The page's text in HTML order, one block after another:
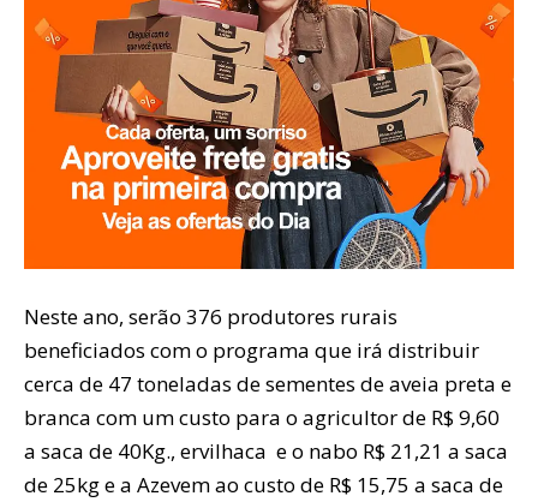
Neste ano, serão 376 produtores rurais
beneficiados com o programa que irá distribuir
cerca de 47 toneladas de sementes de aveia preta e
branca com um custo para o agricultor de R$ 9,60
a saca de 40Kg., ervilhaca e o nabo R$ 21,21 a saca
de 25kg e a Azevem ao custo de R$ 15,75 a saca de